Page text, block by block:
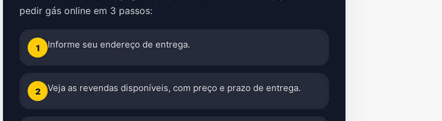
pedir gás online em 3 passos:
1 Informe seu endereço de entrega.
2 Veja as revendas disponíveis, com preço e prazo de entrega.